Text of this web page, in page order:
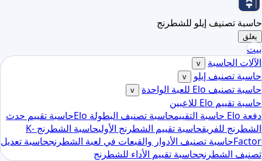
حاسبة تصنيف إيلو للشطرنج
يغلق
بيت
الآلات الحاسبة
v
حاسبة تصنيف إيلو v
حاسبة تصنيف Elo للعبة الواحدة v
حاسبة تقييم Elo للاعبين
دفعة Elo حاسبة التقييم
حاسبة تصنيف البطولة Elo
حاسبة تقييم حدث
الشطرنج للفريقحاسبة تقييم الشطرنج الأولي
حاسبة الشطرنج K-
Factorحاسبة تصنيف الأدوار والقبعات في لعبة الشطرنجحاسبة تعديل
تصنيف الشطرنجحاسبة تقييم الأداء للشطرنج